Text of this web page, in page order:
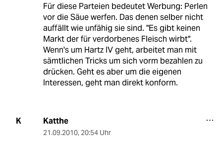
Für diese Parteien bedeutet Werbung: Perlen
vor die Säue werfen. Das denen selber nicht
auffällt wie unfähig sie sind. "Es gibt keinen
Markt der für verdorbenes Fleisch wirbt".
Wenn's um Hartz IV geht, arbeitet man mit
sämtlichen Tricks um sich vorm bezahlen zu
drücken. Geht es aber um die eigenen
Interessen, geht man direkt konform.
K Katthe
21.09.2010, 20:54 Uhr